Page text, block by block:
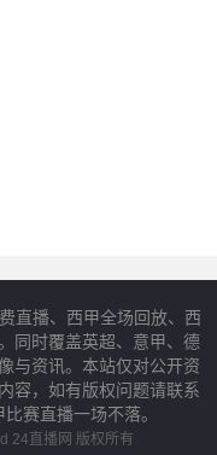
直播、西甲全场回放、西
同时覆盖英超、意甲、德
与资讯。本站仅对公开资
容，如有版权问题请联系
赛直播一场不落。
24直播网 版权所有